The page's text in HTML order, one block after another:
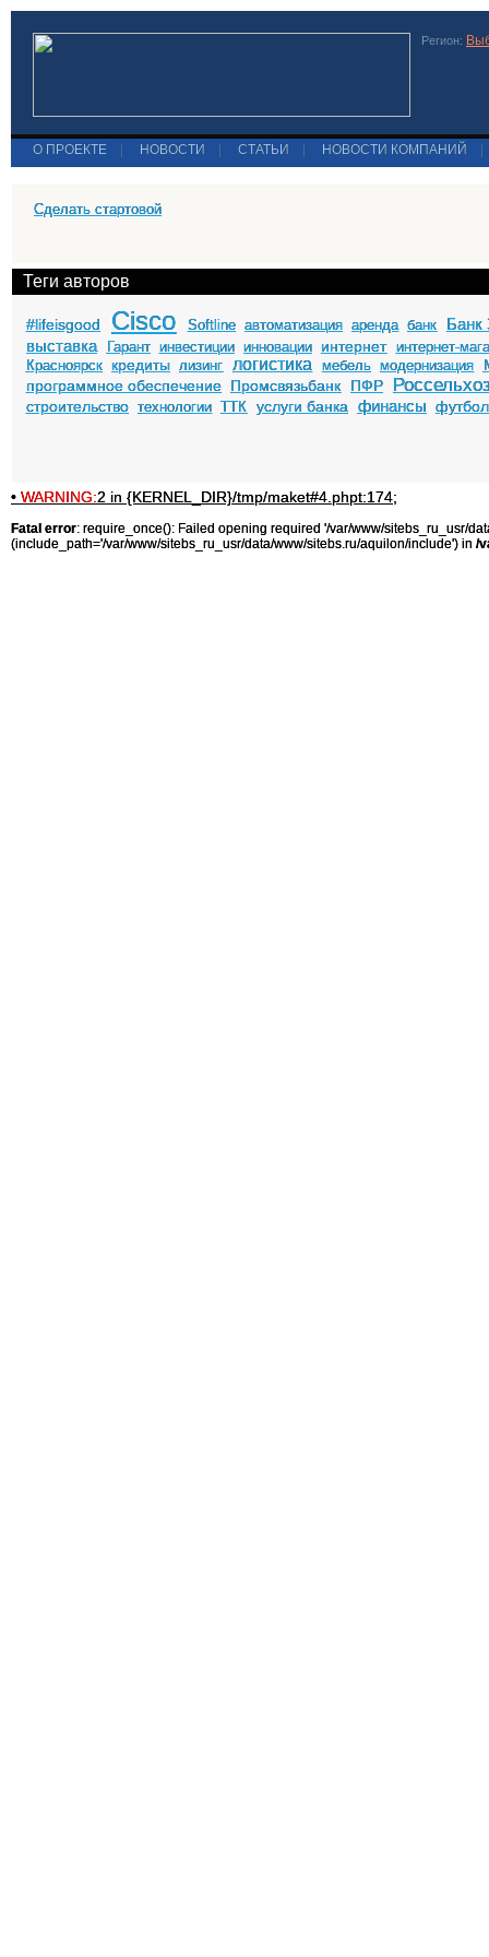
Регион:
О ПРОЕКТЕ НОВОСТИ СТАТЬИ НОВОСТИ КОМПАНИЙ
Сделать стартовой
Теги авторов
#lifeisgood Cisco Softline автоматизация аренда банк
Банк
выставка
Гарант инвестиции инновации интернет интернет-
Красноярск кредиты лизинг логистика мебель модернизация
программное обеспечение Промсвязьбанк ПФР
строительство технологии ТТК услуги банка финансы футбол
• WARNING:2 in {KERNEL_DIR}/tmp/maket#4.phpt:174;
Fatal error: require_once(): Failed opening required '/var/www/sitebs_ru_usr/
(include_path='/var/www/sitebs_ru_usr/data/www/sitebs.ru/aquilon/include') in /